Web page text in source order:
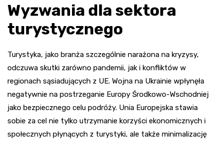
Wyzwania dla sektora
turystycznego
Turystyka, jako branża szczególnie narażona na kryzysy,
odczuwa skutki zarówno pandemii, jak i konfliktów w
regionach sąsiadujących z UE. Wojna na Ukrainie wpłynęła
negatywnie na postrzeganie Europy Środkowo-Wschodniej
jako bezpiecznego celu podróży. Unia Europejska stawia
sobie za cel nie tylko utrzymanie korzyści ekonomicznych i
społecznych płynących z turystyki, ale także minimalizację